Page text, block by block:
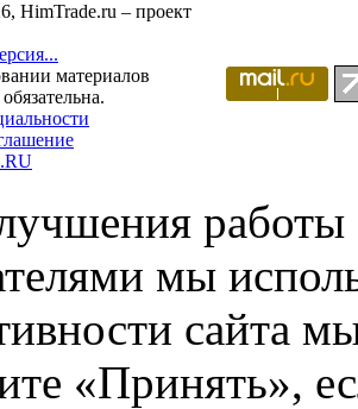
HimTrade.ru – проект
материалов
работы
мы
сайта
«Принять»,